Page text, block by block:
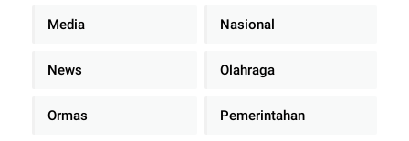
Media Nasional
News Olahraga
Ormas Pemerintahan